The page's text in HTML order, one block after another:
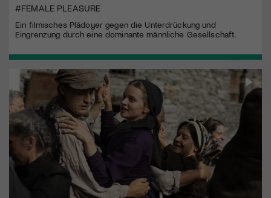
#FEMALE PLEASURE
Ein filmisches Plädoyer gegen die Unterdrückung und
Eingrenzung durch eine dominante männliche Gesellschaft.